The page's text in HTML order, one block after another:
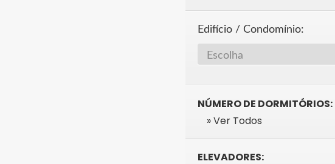
Edifício / Condomínio:
NÚMERO DE DORMITÓRIOS:
» Ver Todos
ELEVADORES: